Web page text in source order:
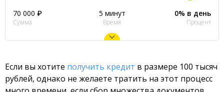
70 000 ₽
Сумма
5 минут
Время
0% в день
Процент
Если вы хотите получить кредит в размере 100 тысяч
рублей, однако не желаете тратить на этот процесс